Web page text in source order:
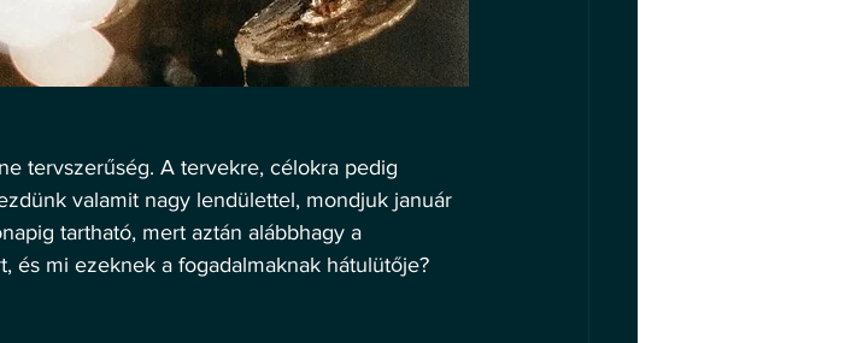
tervszerűség. A tervekre, célokra pedig
valamit nagy lendülettel, mondjuk január
tartható, mert aztán alábbhagy a
és mi ezeknek a fogadalmaknak hátulütője?